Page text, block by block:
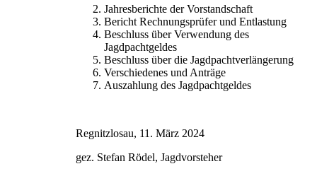
Jahresberichte der Vorstandschaft
Bericht Rechnungsprüfer und Entlastung
Beschluss über Verwendung des
Jagdpachtgeldes
Beschluss über die Jagdpachtverlängerung
Verschiedenes und Anträge
Auszahlung des Jagdpachtgeldes
Regnitzlosau, 11. März 2024
gez. Stefan Rödel, Jagdvorsteher